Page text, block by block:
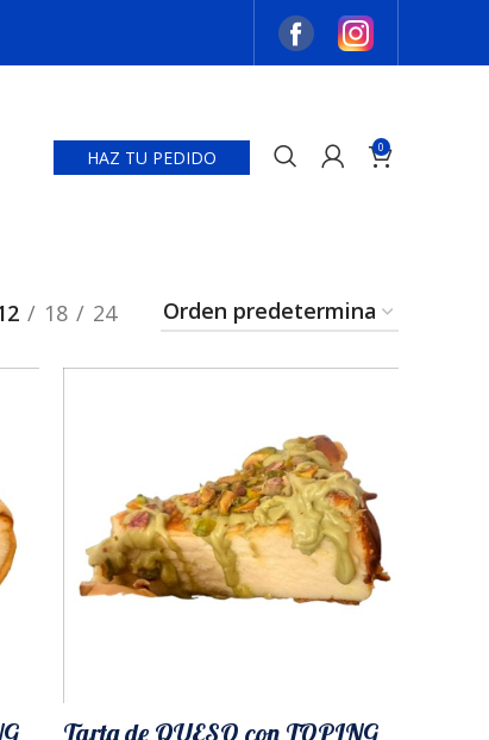
HAZ TU PEDIDO 0
18 24
Tarta de QUESO con TOPING